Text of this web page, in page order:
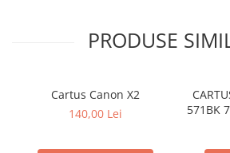
PRODUSE
Cartus Canon X2
140,00 Lei
571BK